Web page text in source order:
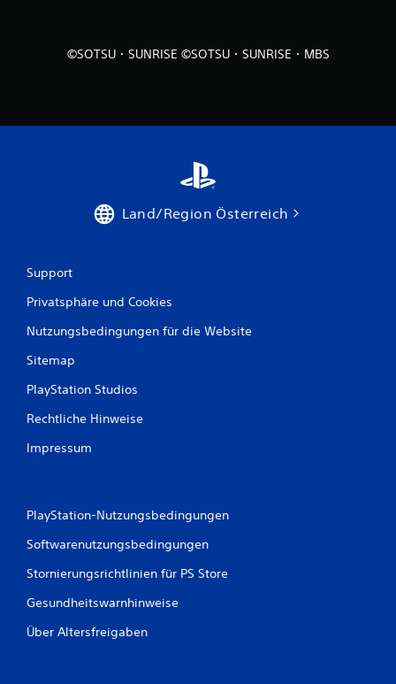
©SOTSU・SUNRISE ©SOTSU・SUNRISE・MBS
Land/Region Österreich
Support
Privatsphäre und Cookies
Nutzungsbedingungen für die Website
Sitemap
PlayStation Studios
Rechtliche Hinweise
Impressum
PlayStation-Nutzungsbedingungen
Softwarenutzungsbedingungen
Stornierungsrichtlinien für PS Store
Gesundheitswarnhinweise
Über Altersfreigaben